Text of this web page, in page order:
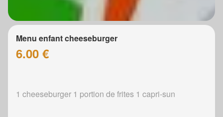
Menu enfant cheeseburger
6.00 €
1 cheeseburger 1 portion de frites 1 capri-sun